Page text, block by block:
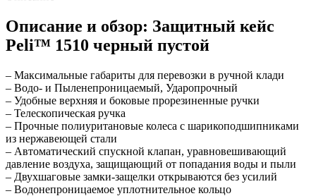
Описание и обзор: Защитный кейс
Peli™ 1510 черный пустой
– Максимальные габариты для перевозки в ручной клади
– Водо- и Пыленепроницаемый, Ударопрочный
– Удобные верхняя и боковые прорезиненные ручки
– Телескопическая ручка
– Прочные полиуритановые колеса с шарикоподшипниками
из нержавеющей стали
– Автоматический спускной клапан, уравновешивающий
давление воздуха, защищающий от попадания воды и пыли
– Двухшаговые замки-защелки открываются без усилий
– Водонепроницаемое уплотнительное кольцо